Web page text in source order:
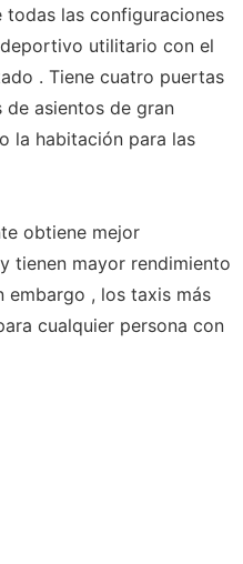
todas las configuraciones
utilitario con el
. Tiene cuatro puertas
de asientos de gran
la habitación para las
obtiene mejor
tienen mayor rendimiento
embargo , los taxis más
cualquier persona con